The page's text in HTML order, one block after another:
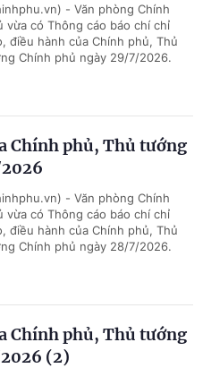
- Văn phòng Chính
vừa có Thông cáo báo chí chỉ
điều hành của Chính phủ, Thủ
Chính phủ ngày 29/7/2026.
Chính phủ, Thủ tướng
- Văn phòng Chính
vừa có Thông cáo báo chí chỉ
điều hành của Chính phủ, Thủ
Chính phủ ngày 28/7/2026.
Chính phủ, Thủ tướng
(2)